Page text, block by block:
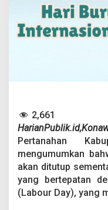
r
P
e
r
a
K
o
n
a
w
K
e
2,661
Pertanahan
mengumumkan
akan ditutup
yang bertepatan
(Labour Day), yang